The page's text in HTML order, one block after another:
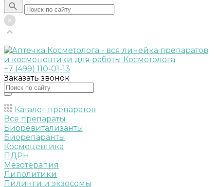
+7 (499) 110-01-13
Заказать звонок
Каталог препаратов
Все препараты
Биоревитализанты
Биорепаранты
Космецевтика
ПДРН
Мезотерапия
Липолитики
Пилинги и экзосомы